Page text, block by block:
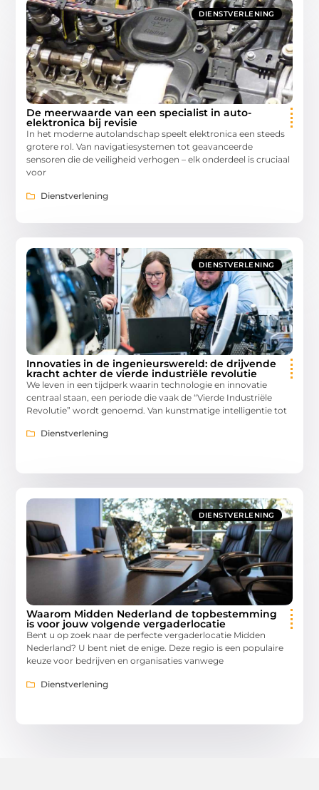
DIENSTVERLENING
De meerwaarde van een specialist in auto-
elektronica bij revisie
In het moderne autolandschap speelt elektronica een steeds
grotere rol. Van navigatiesystemen tot geavanceerde
sensoren die de veiligheid verhogen – elk onderdeel is cruciaal
voor
Dienstverlening
DIENSTVERLENING
Innovaties in de ingenieurswereld: de drijvende
kracht achter de vierde industriële revolutie
We leven in een tijdperk waarin technologie en innovatie
centraal staan, een periode die vaak de “Vierde Industriële
Revolutie” wordt genoemd. Van kunstmatige intelligentie tot
Dienstverlening
DIENSTVERLENING
Waarom Midden Nederland de topbestemming
is voor jouw volgende vergaderlocatie
Bent u op zoek naar de perfecte vergaderlocatie Midden
Nederland? U bent niet de enige. Deze regio is een populaire
keuze voor bedrijven en organisaties vanwege
Dienstverlening